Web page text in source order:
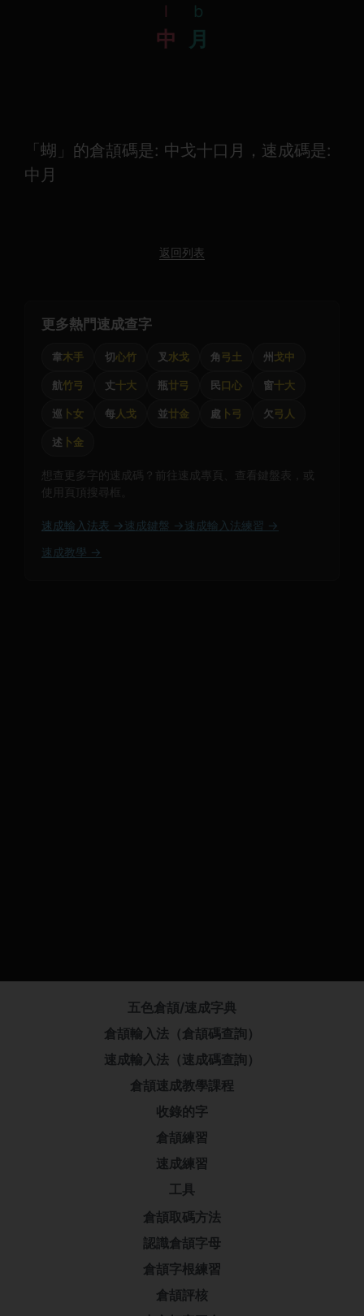
l
中
b
月
「蝴」的倉頡碼是: 中戈十口月，速成碼是:
中月
返回列表
更多熱門速成查字
韋木手 切心竹 叉 水戈 角弓土 州 戈中
航竹弓 丈十大 瓶廿弓 民口心 窗十大
巡 卜女 每人戈 並廿金 處 卜弓 欠弓人
述 卜金
想查更多字的速成碼？前往速成專頁、查看鍵盤表，或
使用頁頂搜尋框。
速成輸入法表 → 速成鍵盤 → 速成輸入法練習 →
速成教學 →
五色倉頡/速成字典
倉頡輸入法（倉頡碼查詢）
速成輸入法（速成碼查詢）
倉頡速成教學課程
收錄的字
倉頡練習
速成練習
工具
倉頡取碼方法
認識倉頡字母
倉頡字根練習
倉頡評核